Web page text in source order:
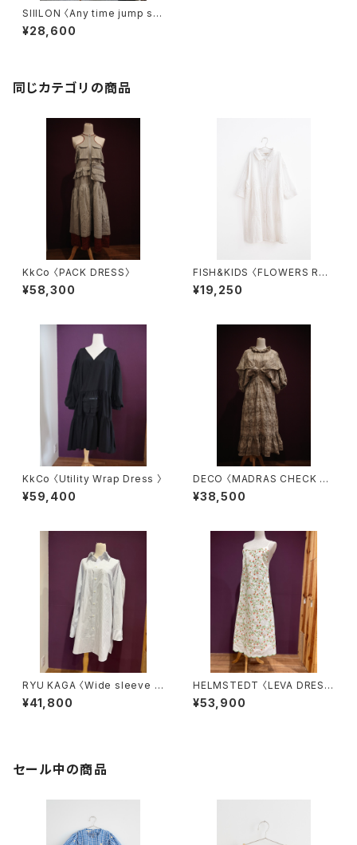
SIIILON 〈Any time jump sui
t〉
¥28,600
同じカテゴリの商品
KkCo 〈PACK DRESS〉
¥58,300
FISH&KIDS 〈FLOWERS RO
MANTIC DRESS〉
¥19,250
KkCo 〈Utility Wrap Dress 〉
¥59,400
DECO 〈MADRAS CHECK O
NEPIECE〉
¥38,500
RYU KAGA 〈Wide sleeve s
tripe shirts〉
¥41,800
HELMSTEDT 〈LEVA DRES
S〉
¥53,900
セール中の商品